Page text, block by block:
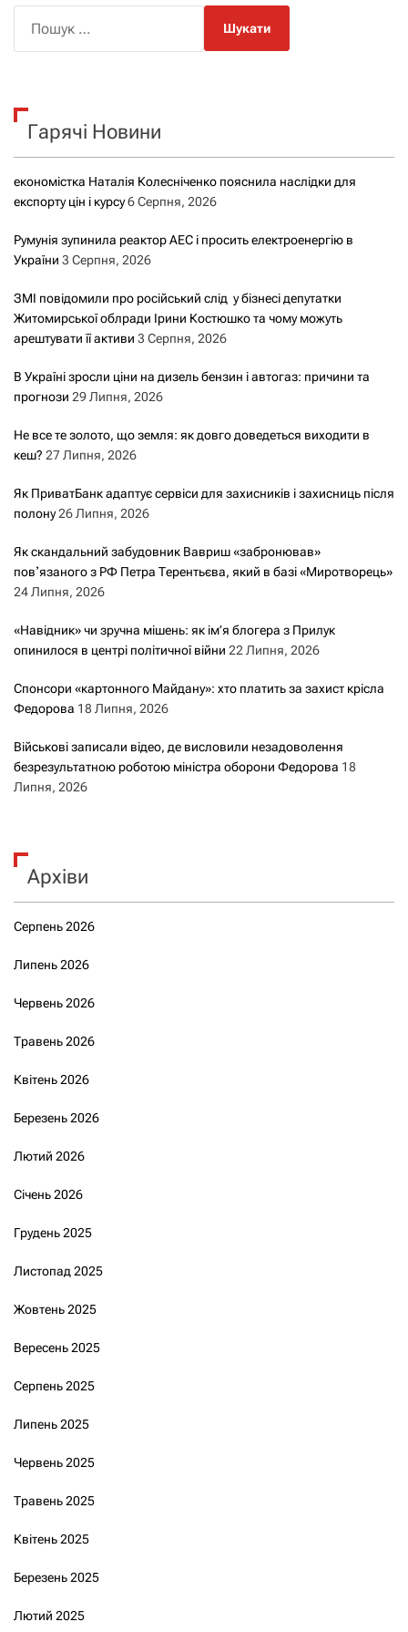
к
Гарячі Новини
економістка Наталія Колесніченко пояснила наслідки для
експорту цін і курсу6 Серпня, 2026
Румунія зупинила реактор АЕС і просить електроенергію в
України 3 Серпня, 2026
ЗМІ повідомили про російський слід у бізнесі депутатки
Житомирської облради Ірини Костюшко та чому можуть
арештувати її активи 3 Серпня, 2026
В Україні зросли ціни на дизель бензин і автогаз: причини та
прогнози 29 Липня, 2026
Не все те золото, що земля: як довго доведеться виходити в
кеш? 27 Липня, 2026
Як ПриватБанк адаптує сервіси для захисників і захисниць після
полону26 Липня, 2026
Як скандальний забудовник Вавриш «забронював»
повʼязаного з РФ Петра Терентьєва, який в базі «Миротворець»
24 Липня, 2026
«Навідник» чи зручна мішень: як ім’я блогера з Прилук
опинилося в центрі політичної війни 22 Липня, 2026
Спонсори «картонного Майдану»: хто платить за захист крісла
Федорова 18 Липня, 2026
Військові записали відео, де висловили незадоволення
безрезультатною роботою міністра оборони Федорова 18
Липня, 2026
Архіви
Серпень 2026
Липень 2026
Червень 2026
Травень 2026
Квітень 2026
Березень 2026
Лютий 2026
Січень 2026
Грудень 2025
Листопад 2025
Жовтень 2025
Вересень 2025
Серпень 2025
Липень 2025
Червень 2025
Травень 2025
Квітень 2025
Березень 2025
Лютий 2025